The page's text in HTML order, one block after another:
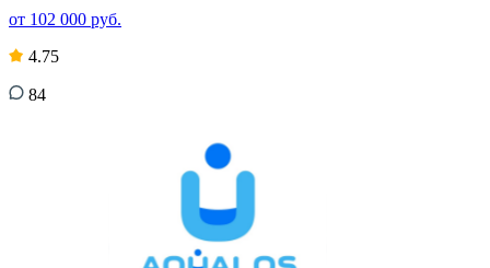
от 102 000 руб.
4.75
84